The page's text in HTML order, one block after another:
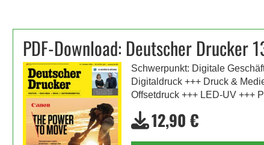
PDF-Download: Deutscher Drucker
Schwerpunkt: Digitale
Digitaldruck +++ Druck &
Offsetdruck +++ LED-UV +++
12,90 €